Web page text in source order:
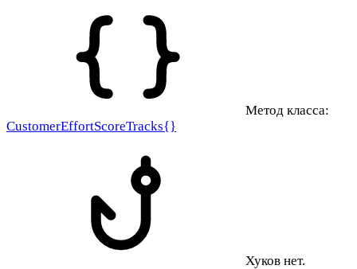
Метод класса:
CustomerEffortScoreTracks{}
Хуков нет.